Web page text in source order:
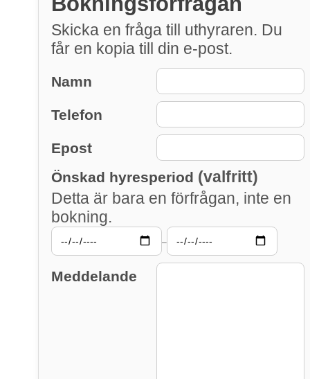
Skicka en fråga till uthyraren. Du
får en kopia till din e-post.
Namn
Telefon
Epost
Önskad hyresperiod (valfritt)
Detta är bara en förfrågan, inte en
bokning.
–
Meddelande